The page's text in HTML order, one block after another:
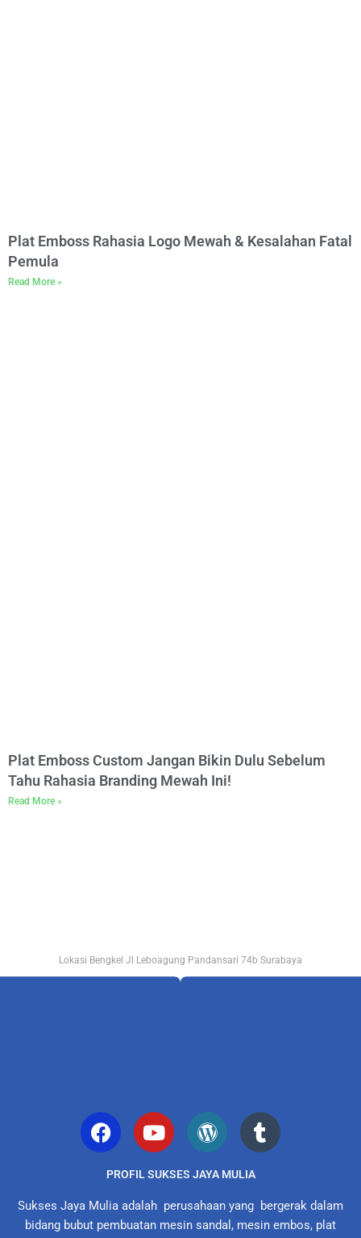
Plat Emboss Rahasia Logo Mewah & Kesalahan Fatal
Pemula
Read More »
Plat Emboss Custom Jangan Bikin Dulu Sebelum
Tahu Rahasia Branding Mewah Ini!
Read More »
Lokasi Bengkel Jl Leboagung Pandansari 74b Surabaya
PROFIL SUKSES JAYA MULIA
Sukses Jaya Mulia adalah perusahaan yang bergerak dalam
bidang bubut pembuatan mesin sandal, mesin embos, plat